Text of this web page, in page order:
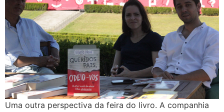
Uma outra perspectiva da feira do livro. A companhia